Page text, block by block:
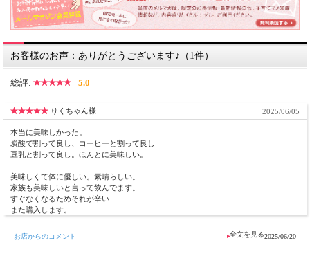
南国のコーラを是非お試しください。
---------------------
【美味しいお召し上がり方】
＊豆乳で割れば、スパイスチャイのできあがり♪
【内容量】160ml
【原材料】黒糖、レモングラス、レモン、シナモン、グローブ、生姜、カルダモ
ン、麻炭
【保存方法】高温多湿・直射日光を避け、常温で保存して下さい。
※開封後は冷蔵庫で保存の上、お早めにお召し上がりください。
お客様のお声：ありがとうございます♪（1件）
総評: 5.0
りくちゃん様 2025/06/05
本当に美味しかった。
炭酸で割って良し、コーヒーと割って良し
豆乳と割って良し。ほんとに美味しい。
美味しくて体に優しい。素晴らしい。
家族も美味しいと言って飲んでます。
すぐなくなるためそれが辛い
また購入します。
お店からのコメント 2025/06/20